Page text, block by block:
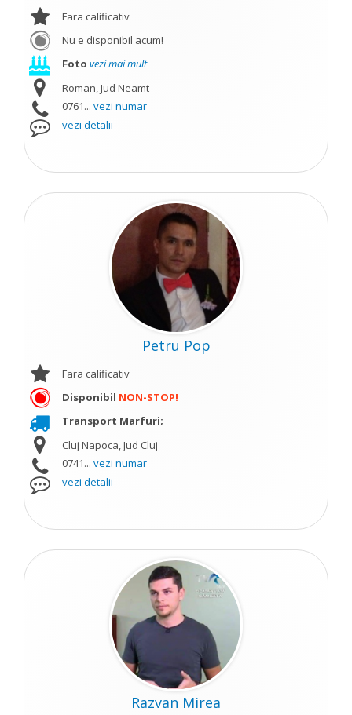
Fara calificativ
Nu e disponibil acum!
Foto vezi mai mult
Roman, Jud Neamt
0761... vezi numar
vezi detalii
Petru Pop
Fara calificativ
Disponibil NON-STOP!
Transport Marfuri;
Cluj Napoca, Jud Cluj
0741... vezi numar
vezi detalii
Razvan Mirea